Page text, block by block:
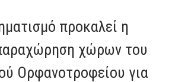
προκαλεί η
χώρων του
Ορφανοτροφείου για